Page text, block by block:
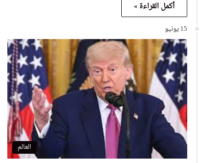
أكمل القراءة »
15 يونيو
العالم